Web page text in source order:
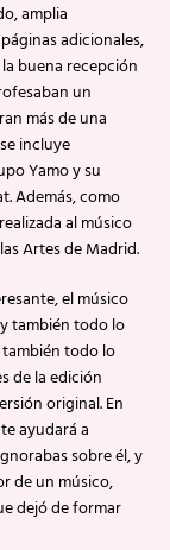
amplia
adicionales,
buena recepción
un
más de una
incluye
Yamo y su
Además, como
al músico
Artes de Madrid.
el músico
también todo lo
todo lo
de la edición
original. En
ayudará a
sobre él, y
de un músico,
dejó de formar